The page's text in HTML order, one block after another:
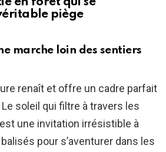
piège
marche loin des sentiers
renaît et offre un cadre parfait
soleil qui filtre à travers les
une invitation irrésistible à
pour s’aventurer dans les